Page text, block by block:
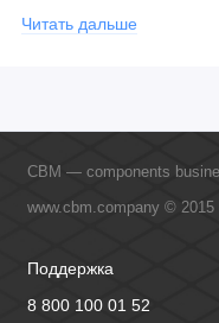
официальными
Читать дальше
CBM — components
www.cbm.company © 2015
Поддержка
8 800 100 01 52